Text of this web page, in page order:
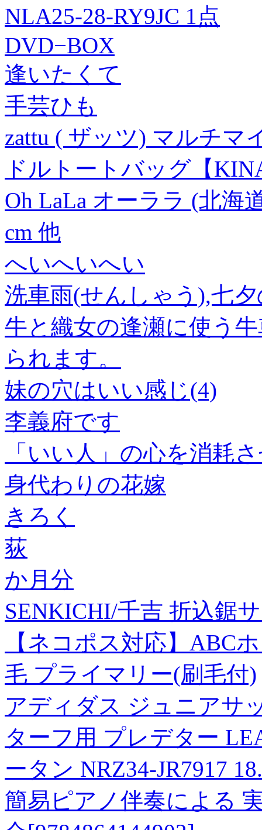
NLA25-28-RY9JC 1点
DVD−BOX
逢いたくて
手芸ひも
zattu ( ザッツ) マルチマ
ドルトートバッグ【
Oh LaLa オーララ (北海
cm 他
へいへいへい
洗車雨(せんしゃう),七
牛と織女の逢瀬に使う
られます。
妹の穴はいい感じ(4)
李義府です
「いい人」の心を消耗
身代わりの花嫁
きろく
荻
か月分
SENKICHI/千吉 折込鋸
【ネコポス対応】ABC
毛 プライマリー(刷毛付)
アディダス ジュニアサ
ターフ用 プレデター
ータン NRZ34-JR7917
簡易ピアノ伴奏による